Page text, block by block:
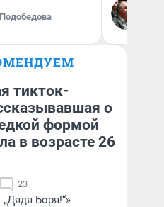
тикток-
о
формой
в возрасте 26
23
Боря!“»